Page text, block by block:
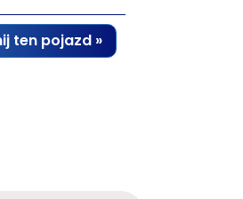
ten pojazd »